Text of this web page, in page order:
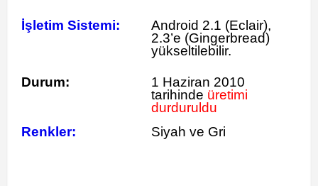
İşletim Sistemi:
Android 2.1 (Eclair),
2.3’e (Gingerbread)
yükseltilebilir.
Durum:
1 Haziran 2010
tarihinde üretimi
durduruldu
Renkler:
Siyah ve Gri